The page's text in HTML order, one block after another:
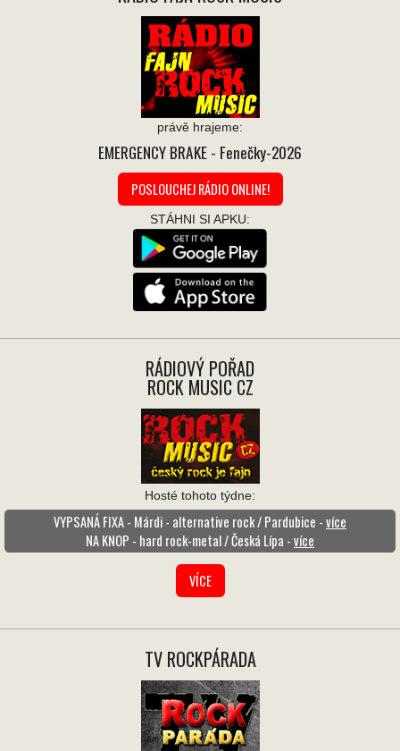
právě hrajeme:
EMERGENCY BRAKE- Fenečky-2026
POSLOUCHEJ RÁDIO ONLINE!
STÁHNI SI APKU:
RÁDIOVÝ POŘAD
ROCK MUSIC CZ
Hosté tohoto týdne:
VYPSANÁ FIXA - Márdi - alternative rock / Pardubice -více
NA KNOP - hard rock-metal / Česká Lípa -více
VÍCE
TV ROCKPÁRADA